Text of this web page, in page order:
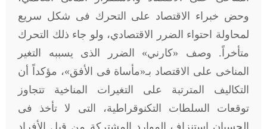
وحض خبراء الاقتصاد على التحرك فى شكل سريع
لمحاولة احتواء الضرر الاقتصادي، ولو جاء ذلك التحرك
متأخراً. وصف «كارني» الضرر الذى يسببه التغير
المناخى على الاقتصاد بـ«مأساة فى الأفق»، مؤكداً أن
التكاليف المترتبة على التغيرات المناخية تتجاوز
توقعات السلطات التكنوقراطية، التى لا تأخذ فى